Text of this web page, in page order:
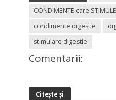
CONDIMENTE care
condimente digestie
stimulare digestie
Comentarii:
Citește și